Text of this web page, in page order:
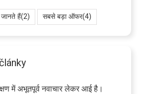
हैं(2) सबसे बड़ा ऑफर(4)
में अभूतपूर्व नवाचार लेकर आई है।